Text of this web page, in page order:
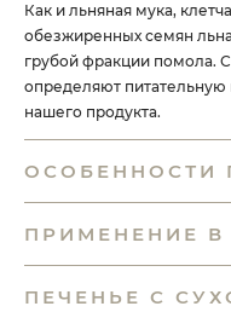
Как и льняная мука,
обезжиренных семян
грубой фракции помола.
определяют питательную
нашего продукта.
ОСОБЕННОСТИ
ПРИМЕНЕНИЕ
ПЕЧЕНЬЕ С